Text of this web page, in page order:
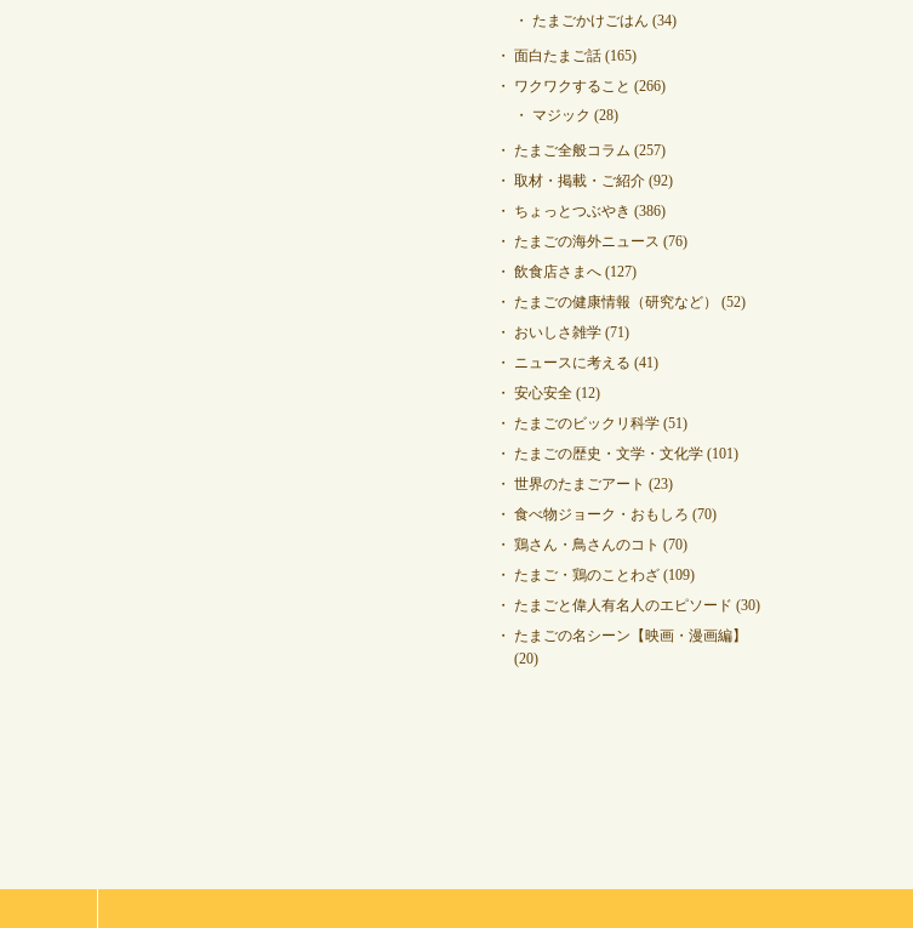
たまごかけごはん (34)
面白たまご話 (165)
ワクワクすること (266)
マジック (28)
たまご全般コラム (257)
取材・掲載・ご紹介 (92)
ちょっとつぶやき (386)
たまごの海外ニュース (76)
飲食店さまへ (127)
たまごの健康情報（研究など）
(52)
おいしさ雑学 (71)
ニュースに考える (41)
安心安全 (12)
たまごのビックリ科学 (51)
たまごの歴史・文学・文化学 (101)
世界のたまごアート (23)
食べ物ジョーク・おもしろ (70)
鶏さん・鳥さんのコト (70)
たまご・鶏のことわざ (109)
たまごと偉人有名人のエピソード (30)
たまごの名シーン【映画・漫画編】
(20)